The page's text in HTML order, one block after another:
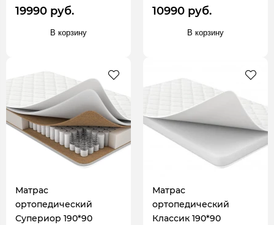
19990 руб.
В корзину
10990 руб.
В корзину
Матрас
ортопедический
Супериор 190*90
Матрас
ортопедический
Классик 190*90